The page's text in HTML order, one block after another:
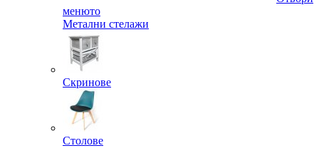
менюто
Метални стелажи
Скринове
Столове